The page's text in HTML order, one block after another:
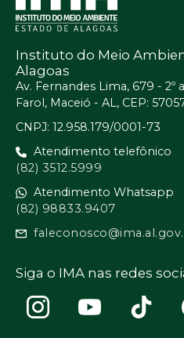
Instituto do Meio
Alagoas
Av. Fernandes Lima, 679 - 2º
Farol, Maceió - AL, CEP:
CNPJ: 12.958.179/0001-73
Atendimento telefônico
(82) 3512.5999
Atendimento Whatsapp
(82) 98833.9407
Siga o IMA nas redes